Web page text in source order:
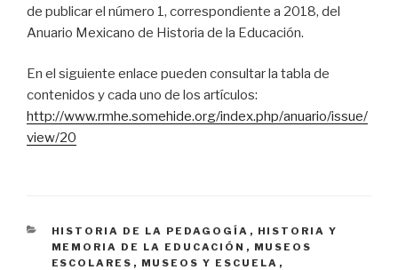
de publicar el número 1, correspondiente a 2018, del
Anuario Mexicano de Historia de la Educación.
En el siguiente enlace pueden consultar la tabla de
contenidos y cada uno de los artículos:
http://www.rmhe.somehide.org/index.php/anuario/issue/
view/20
CATEGORÍAS
HISTORIA DE LA PEDAGOGÍA , HISTORIA Y
MEMORIA DE LA EDUCACIÓN , MUSEOS
ESCOLARES , MUSEOS Y ESCUELA ,